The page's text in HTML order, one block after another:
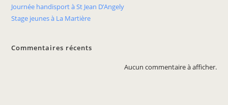
Journée handisport à St Jean D’Angely
Stage jeunes à La Martière
Commentaires récents
Aucun commentaire à afficher.